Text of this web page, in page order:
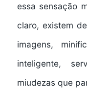
essa sensação
claro, existem
imagens,
inteligente,
miudezas que